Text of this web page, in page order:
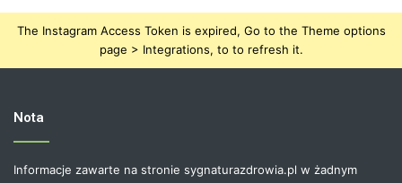
The Instagram Access Token is expired, Go to the Theme options
page > Integrations, to to refresh it.
Nota
Informacje zawarte na stronie sygnaturazdrowia.pl w żadnym